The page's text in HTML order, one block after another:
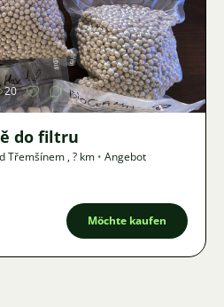
Bild
20
do filtru
Třemšínem ,? km • Angebot
Möchte kaufen